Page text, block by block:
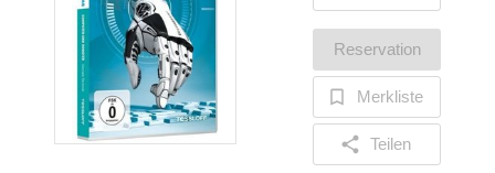
Reservation
Merkliste
Teilen